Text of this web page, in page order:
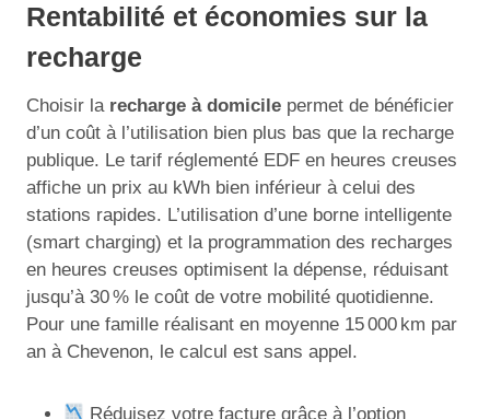
Rentabilité et économies sur la
recharge
Choisir la recharge à domicile permet de bénéficier
d’un coût à l’utilisation bien plus bas que la recharge
publique. Le tarif réglementé EDF en heures creuses
affiche un prix au kWh bien inférieur à celui des
stations rapides. L’utilisation d’une borne intelligente
(smart charging) et la programmation des recharges
en heures creuses optimisent la dépense, réduisant
jusqu’à 30 % le coût de votre mobilité quotidienne.
Pour une famille réalisant en moyenne 15 000 km par
an à Chevenon, le calcul est sans appel.
Réduisez votre facture grâce à l’option